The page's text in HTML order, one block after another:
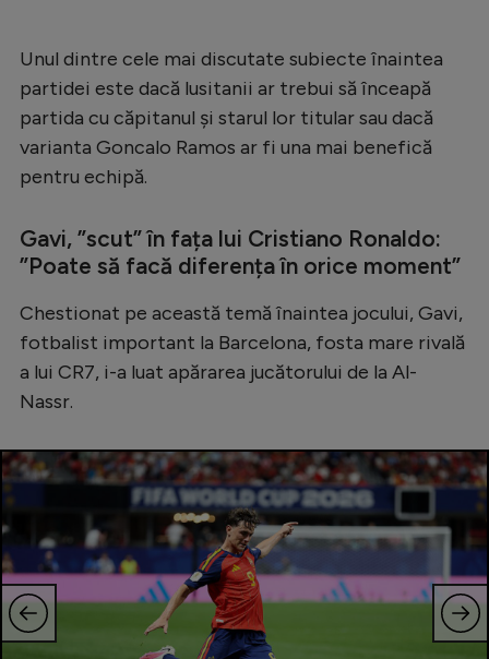
Rugby
Ciclism
Alte sporturi
JO 2024
JO 2026
Intră în cont
Unul dintre cele mai discutate subiecte înaintea
partidei este dacă lusitanii ar trebui să înceapă
partida cu căpitanul și starul lor titular sau dacă
varianta Goncalo Ramos ar fi una mai benefică
pentru echipă.
Gavi, ”scut” în fața lui Cristiano Ronaldo:
”Poate să facă diferența în orice moment”
Chestionat pe această temă înaintea jocului, Gavi,
fotbalist important la Barcelona, fosta mare rivală
a lui CR7, i-a luat apărarea jucătorului de la Al-
Nassr.